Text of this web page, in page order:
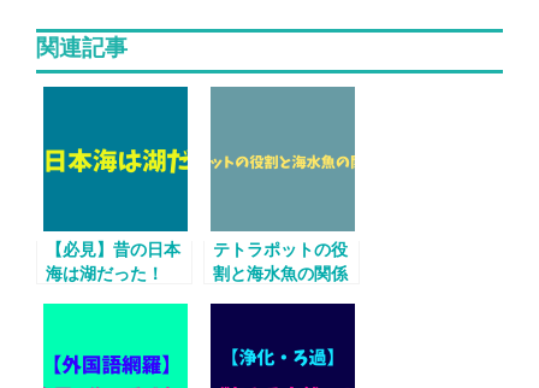
関連記事
【必見】昔の日本
海は湖だった！
テトラポットの役
割と海水魚の関係